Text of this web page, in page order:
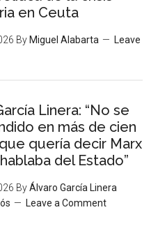
en Ceuta
By Miguel Alabarta
Leave
Linera: “No se
en más de cien
quería decir Marx
del Estado”
ByÁlvaro García Linera
Leave a Comment